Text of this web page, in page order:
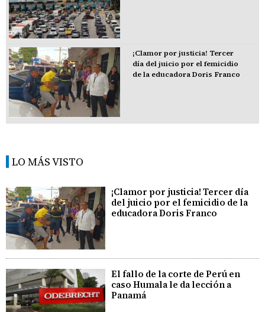
¡Clamor por justicia! Tercer
día del juicio por el femicidio
de la educadora Doris Franco
LO MÁS VISTO
¡Clamor por justicia! Tercer día
del juicio por el femicidio de la
educadora Doris Franco
El fallo de la corte de Perú en
caso Humala le da lección a
Panamá